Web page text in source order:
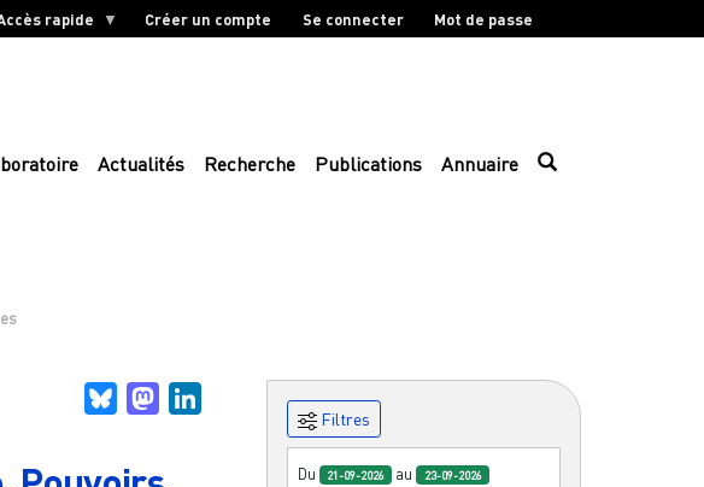
rapide Créer un compte Se connecter Mot de passe
Actualités Recherche Publications Annuaire
BlueskyMastodon
Filtres
Du 21-09-2026 au 23-09-2026